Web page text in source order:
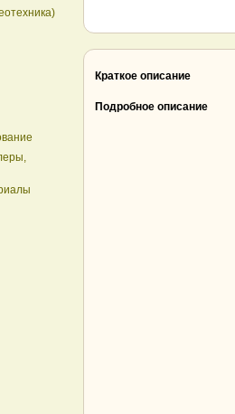
Краткое описание
Подробное описание